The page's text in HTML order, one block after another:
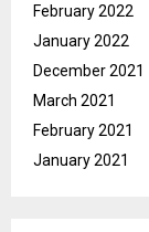
February 2022
January 2022
December 2021
March 2021
February 2021
January 2021